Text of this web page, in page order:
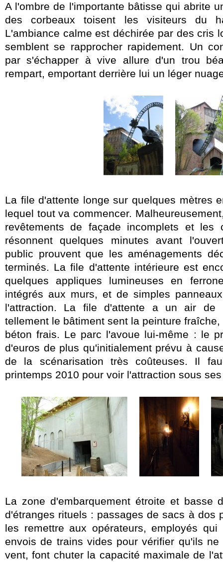
A l'ombre de l'importante bâtisse qui abrite
des corbeaux toisent les visiteurs du
L'ambiance calme est déchirée par des cris
semblent se rapprocher rapidement. Un
par s'échapper à vive allure d'un trou
rempart, emportant derrière lui un léger
La file d'attente longe sur quelques mètres
lequel tout va commencer.
revêtements de façade incomplets et les
résonnent quelques minutes avant
public prouvent que les aménagements
terminés. La file d'attente intérieure est
quelques appliques lumineuses en
intégrés aux murs, et de simples
l'attraction. La file d'attente a un air de
tellement le bâtiment sent la peinture
béton frais. Le parc l'avoue lui-même : le
d'euros de plus qu'initialement prévu à
de la scénarisation très coûteuses. Il
printemps 2010 pour voir l'attraction sous
La zone d'embarquement étroite et basse
d'étranges rituels : passages de sacs à dos
les remettre aux opérateurs, employés
envois de trains vides pour vérifier qu'ils
vent, font chuter la capacité maximale de